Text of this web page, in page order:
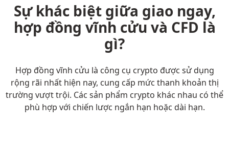
Sự khác biệt giữa giao ngay,
hợp đồng vĩnh cửu và CFD là
gì?
Hợp đồng vĩnh cửu là công cụ crypto được sử dụng
rộng rãi nhất hiện nay, cung cấp mức thanh khoản thị
trường vượt trội. Các sản phẩm crypto khác nhau có thể
phù hợp với chiến lược ngắn hạn hoặc dài hạn.